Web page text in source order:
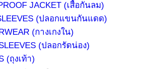
JACKET (เสื้อกันลม)
(ปลอกแขนกันแดด)
(กางเกงใน)
(ปลอกรัดน่อง)
(ถุงเท้า)